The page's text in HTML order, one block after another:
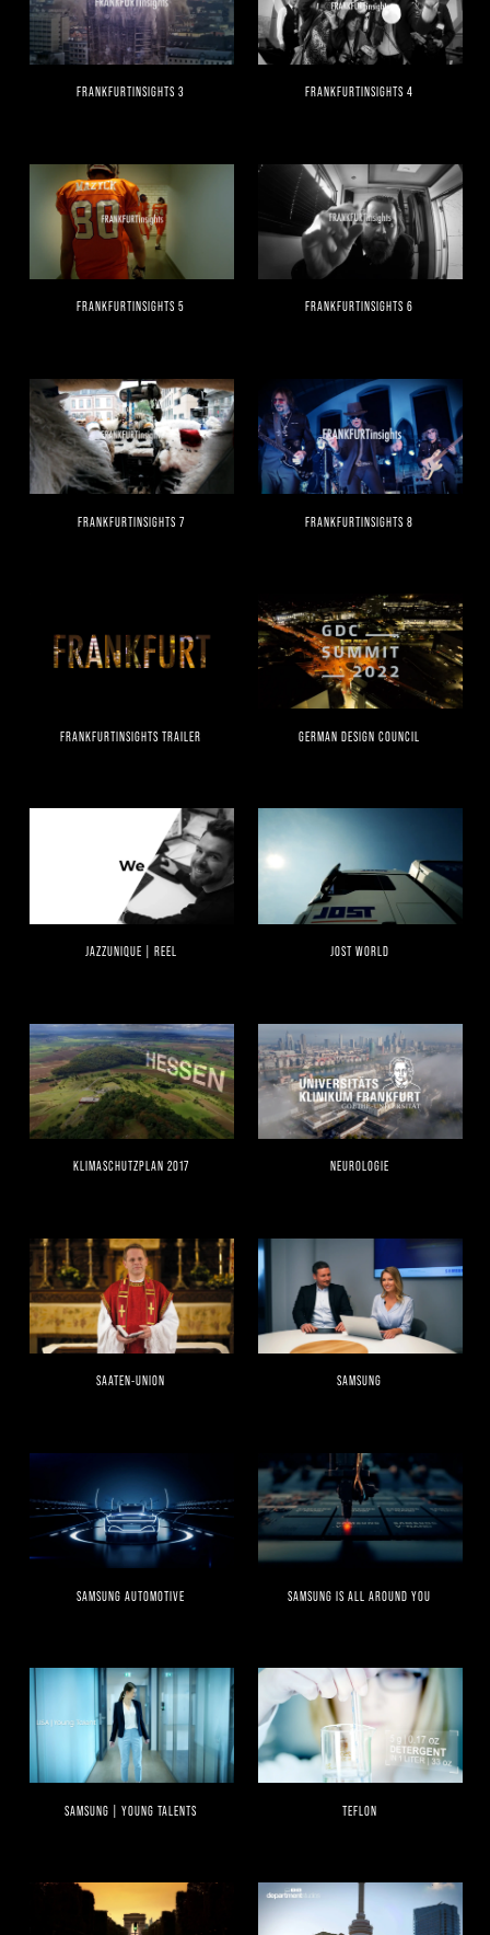
FRANKFURTINSIGHTS 3 FRANKFURTINSIGHTS 4
FRANKFURTINSIGHTS 5 FRANKFURTINSIGHTS 6
FRANKFURTINSIGHTS 7 FRANKFURTINSIGHTS 8
FRANKFURTINSIGHTS TRAILER GERMAN DESIGN COUNCIL
JAZZUNIQUE | REEL JOST WORLD
KLIMASCHUTZPLAN 2017 NEUROLOGIE
SAATEN-UNION SAMSUNG
SAMSUNG AUTOMOTIVE SAMSUNG IS ALL AROUND YOU
SAMSUNG | YOUNG TALENTS TEFLON